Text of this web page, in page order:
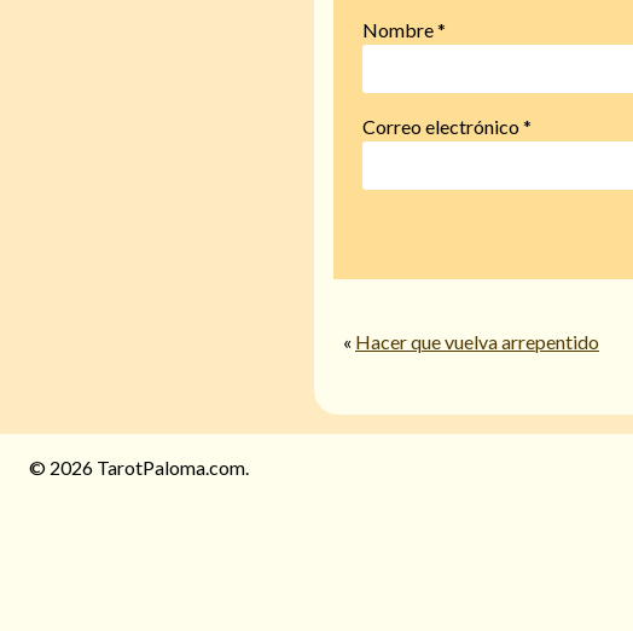
Nombre*
Correo electrónico*
« Hacer que vuelva arrepentido
© 2026 TarotPaloma.com.